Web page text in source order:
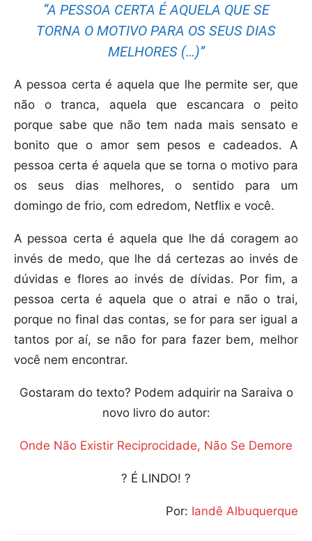
“A PESSOA CERTA É AQUELA QUE SE
TORNA O MOTIVO PARA OS SEUS DIAS
MELHORES (…)”
A pessoa certa é aquela que lhe permite ser, que
não o tranca, aquela que escancara o peito
porque sabe que não tem nada mais sensato e
bonito que o amor sem pesos e cadeados. A
pessoa certa é aquela que se torna o motivo para
os seus dias melhores, o sentido para um
domingo de frio, com edredom, Netflix e você.
A pessoa certa é aquela que lhe dá coragem ao
invés de medo, que lhe dá certezas ao invés de
dúvidas e flores ao invés de dívidas. Por fim, a
pessoa certa é aquela que o atrai e não o trai,
porque no final das contas, se for para ser igual a
tantos por aí, se não for para fazer bem, melhor
você nem encontrar.
Gostaram do texto? Podem adquirir na Saraiva o
novo livro do autor:
Onde Não Existir Reciprocidade, Não Se Demore
? É LINDO! ?
Por: Iandê Albuquerque